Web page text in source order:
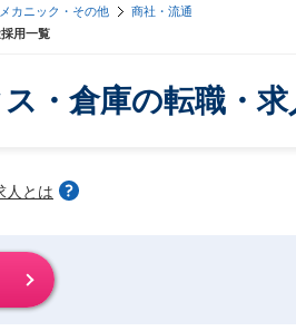
カニック・その他
商社・流通
用一覧
・倉庫の転職・求
人とは